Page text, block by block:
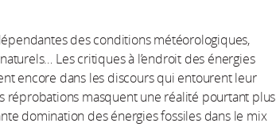
des conditions météorologiques,
Les critiques à l’endroit des énergies
encore dans les discours qui entourent leur
réprobations masquent une réalité pourtant plus
domination des énergies fossiles dans le mix